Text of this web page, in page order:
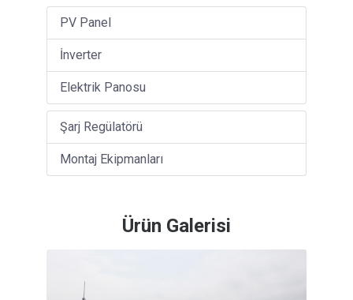
PV Panel
İnverter
Elektrik Panosu
Şarj Regülatörü
Montaj Ekipmanları
Ürün Galerisi